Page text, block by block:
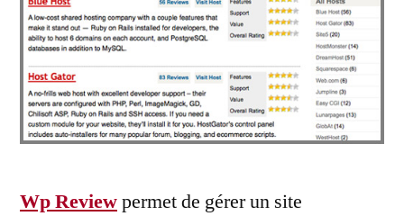
Wp Reviewpermet de gérer un site